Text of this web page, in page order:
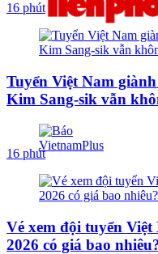
16 phút
Tuyển Việt Nam
Kim Sang-sik vẫn
16 phút
Vé xem đội tuyển
2026 có giá bao